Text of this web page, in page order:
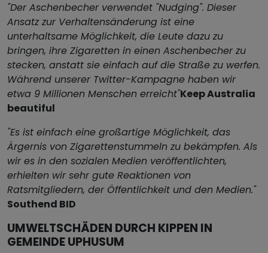
"Der Aschenbecher verwendet "Nudging". Dieser
Ansatz zur Verhaltensänderung ist eine
unterhaltsame Möglichkeit, die Leute dazu zu
bringen, ihre Zigaretten in einen Aschenbecher zu
stecken, anstatt sie einfach auf die Straße zu werfen.
Während unserer Twitter-Kampagne haben wir
etwa 9 Millionen Menschen erreicht"Keep Australia
beautiful
"Es ist einfach eine großartige Möglichkeit, das
Ärgernis von Zigarettenstummeln zu bekämpfen. Als
wir es in den sozialen Medien veröffentlichten,
erhielten wir sehr gute Reaktionen von
Ratsmitgliedern, der Öffentlichkeit und den Medien."
Southend BID
UMWELTSCHÄDEN DURCH KIPPEN IN
GEMEINDE UPHUSUM